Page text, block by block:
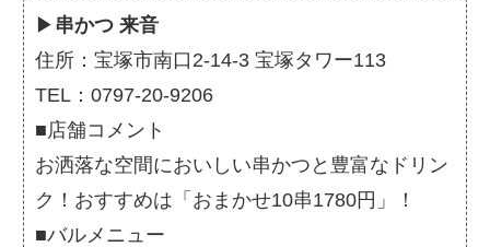
▶ 串かつ 来音
住所：宝塚市南口2-14-3 宝塚タワー113
TEL：0797-20-9206
■店舗コメント
お洒落な空間においしい串かつと豊富なドリン
ク！おすすめは「おまかせ10串1780円」！
■バルメニュー